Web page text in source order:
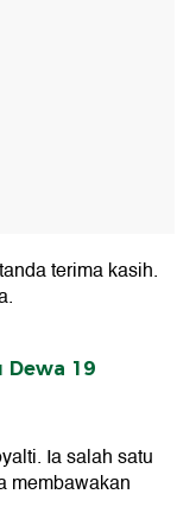
terima kasih.
Dewa 19
Ia salah satu
membawakan